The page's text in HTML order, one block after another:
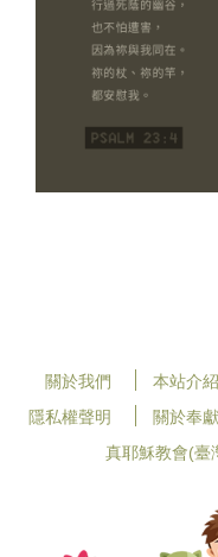
關於我們 本站介紹
隱私權聲明
關於奉獻
真耶穌教會(臺